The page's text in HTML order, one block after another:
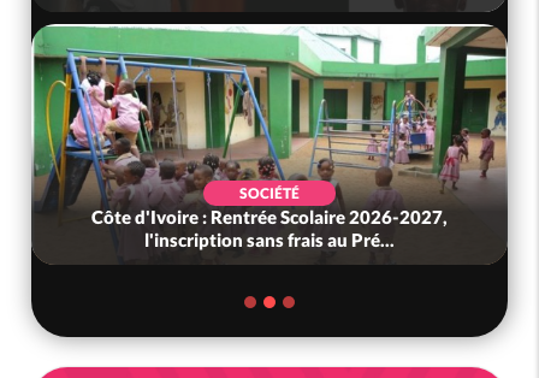
SOCIÉTÉ
Côte d'Ivoire : Rentrée Scolaire 2026-2027,
l'inscription sans frais au Pré...